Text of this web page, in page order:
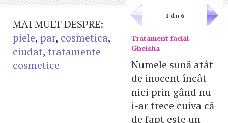
1 din 6
Tratament facial
Gheisha
Numele sună atât
de inocent încât
nici prin gând nu
i-ar trece cuiva că
de fapt este un
MAI MULT DESPRE:
piele, par, cosmetica,
ciudat, tratamente
cosmetice